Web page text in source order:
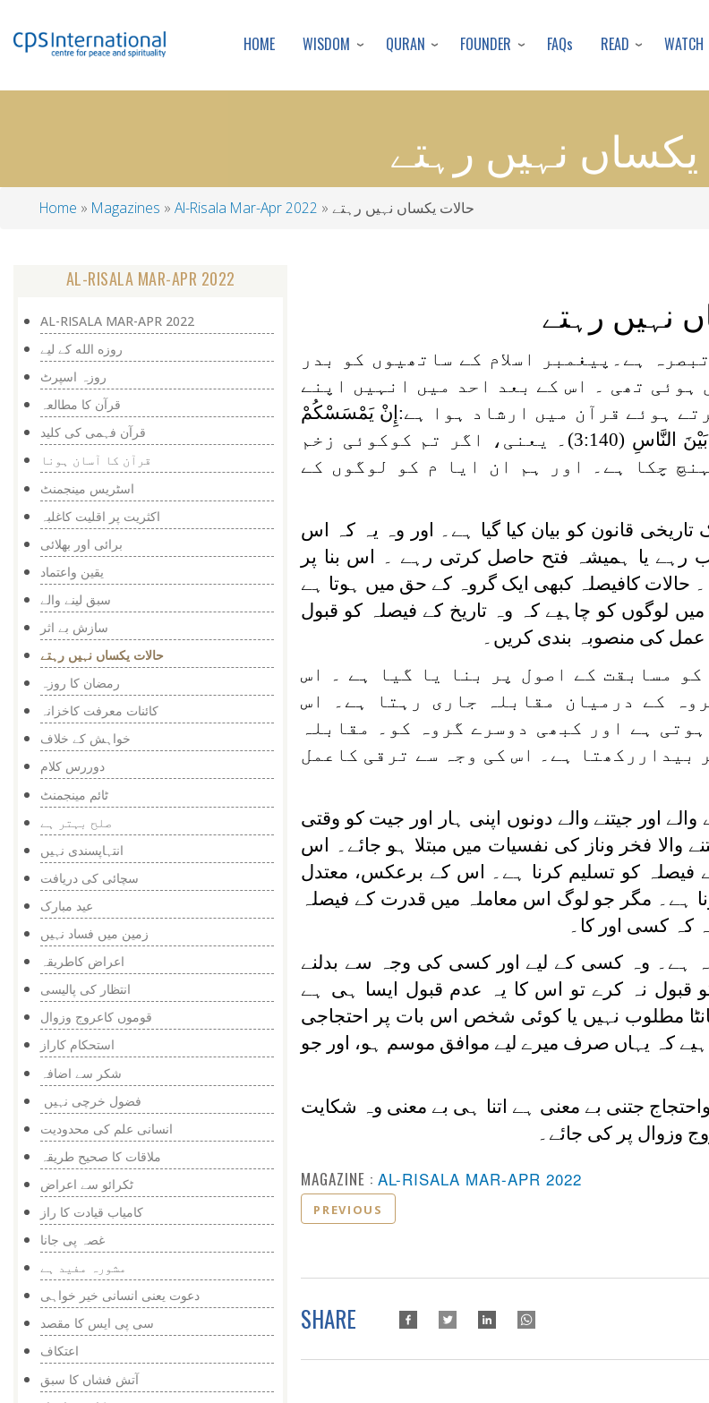
to
content
HOME WISDOM QURAN FOUNDER FAQs READ WATCH
یکساں نہیں رہتے
Breadcrumb
Home Magazines Al-Risala Mar-Apr 2022 حالات یکساں نہیں رہتے
نہیں رہتے
ہے۔پیغمبر اسلام کے ساتھیوں کو بدر
تھی ۔ اس کے بعد احد میں انہیں اپنے
ہوئے قرآن میں ارشاد ہوا ہے: إِنْ يَمْسَسْكُمْ
النَّاسِ
(3:140)۔ یعنی، اگر تم کوکوئی زخم
چکا ہے۔ اور ہم ان ایا م کو لوگوں کے
قانون کو بیان کیا گیا ہے۔ اور وہ یہ کہ اس
رہے یا ہمیشہ فتح حاصل کرتی رہے ۔ اس بنا پر
کافیصلہ کبھی ایک گروہ کے حق میں ہوتا ہے
لوگوں کو چاہیے کہ وہ تاریخ کے فیصلہ کو قبول
عمل کی منصوبہ بندی کریں۔
مسابقت کے اصول پر بنا یا گیا ہے ۔ اس
کے درمیان مقابلہ جاری رہتا ہے۔ اس
ہے اور کبھی دوسرے گروہ کو۔ مقابلہ
بیداررکھتا ہے۔ اس کی وجہ سے ترقی کاعمل
اور جیتنے والے دونوں اپنی ہار اور جیت کو وقتی
والا فخر وناز کی نفسیات میں مبتلا ہو جائے۔ اس
فیصلہ کو تسلیم کرنا ہے۔ اس کے برعکس، معتدل
ہے۔ مگر جو لوگ اس معاملہ میں قدرت کے فیصلہ
کہ کسی اور کا۔
ہے۔ وہ کسی کے لیے اور کسی کی وجہ سے بدلنے
قبول نہ کرے تو اس کا یہ عدم قبول ایسا ہی ہے
مطلوب نہیں یا کوئی شخص اس بات پر احتجاجی
کہ یہاں صرف میرے لیے موافق موسم ہو، اور جو
جتنی بے معنی ہے اتنا ہی بے معنی وہ شکایت
وزوال پر کی جائے۔
MAGAZINE : AL-RISALA MAR-APR 2022
PREVIOUS
SHARE
AL-RISALA MAR-APR 2022
AL-RISALA MAR-APR 2022
روزه الله كے ليے
روزہ اسپرٹ
قرآن کا مطالعہ
قرآن فہمی کی کلید
قرآن کا آسان ہونا
اسٹریس مینجمنٹ
اکثریت پر اقلیت کاغلبہ
برائی اور بھلائی
یقین واعتماد
سبق لینے والے
سازش بے اثر
حالات یکساں نہیں رہتے
رمضان کا روزہ
کائنات معرفت کاخزانہ
خواہش کے خلاف
دوررس کلام
ٹائم مینجمنٹ
صلح بہتر ہے
انتہاپسندی نہیں
سچائی کی دریافت
عید مبارک
زمین میں فساد نہیں
اعراض کاطریقہ
انتظار کی پالیسی
قوموں کاعروج وزوال
استحکام کاراز
شکر سے اضافہ
فضول خرچی نہیں
انسانی علم کی محدودیت
ملاقات کا صحیح طریقہ
ٹکرائو سے اعراض
کامیاب قیادت کا راز
غصہ پی جانا
مشورہ مفید ہے
دعوت یعنی انسانی خیر خواہی
سی پی ایس کا مقصد
اعتکاف
آتش فشاں کا سبق